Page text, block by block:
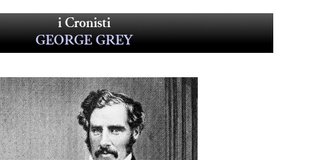
i Cronisti
GEORGE GREY